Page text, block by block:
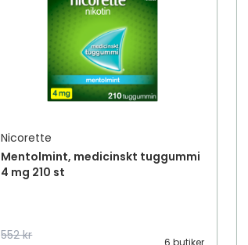
Nicorette
Mentolmint, medicinskt tuggummi
4 mg 210 st
552 kr 6 butiker